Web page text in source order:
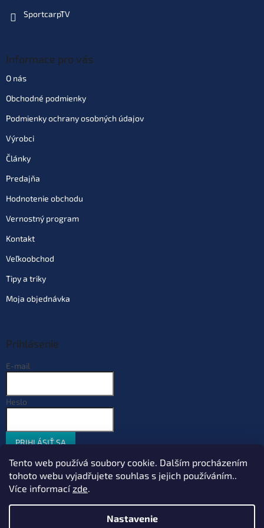
Tento web používá soubory cookie. Dalším procházením
tohoto webu vyjadřujete souhlas s jejich používáním..
Více informacízde.
Nastavenie
SportcarpTV
Informace pro vás
O nás
Obchodné podmienky
Podmienky ochrany osobných údajov
Výrobci
Články
Predajňa
Hodnotenie obchodu
Vernostný program
Kontakt
Veľkoobchod
Tipy a triky
Moja objednávka
Prihlásenie
E-mail
Heslo
PRIHLÁSIŤ SA
Nová registrácia
Zabudnuté heslo